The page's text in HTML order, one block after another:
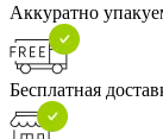
Аккуратно
Бесплатная